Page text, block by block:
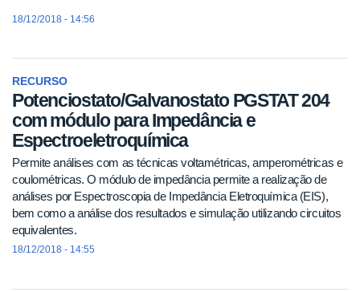
18/12/2018 - 14:56
RECURSO
Potenciostato/Galvanostato PGSTAT 204
com módulo para Impedância e
Espectroeletroquímica
Permite análises com as técnicas voltamétricas, amperométricas e
coulométricas. O módulo de impedância permite a realização de
análises por Espectroscopia de Impedância Eletroquímica (EIS),
bem como a análise dos resultados e simulação utilizando circuitos
equivalentes.
18/12/2018 - 14:55